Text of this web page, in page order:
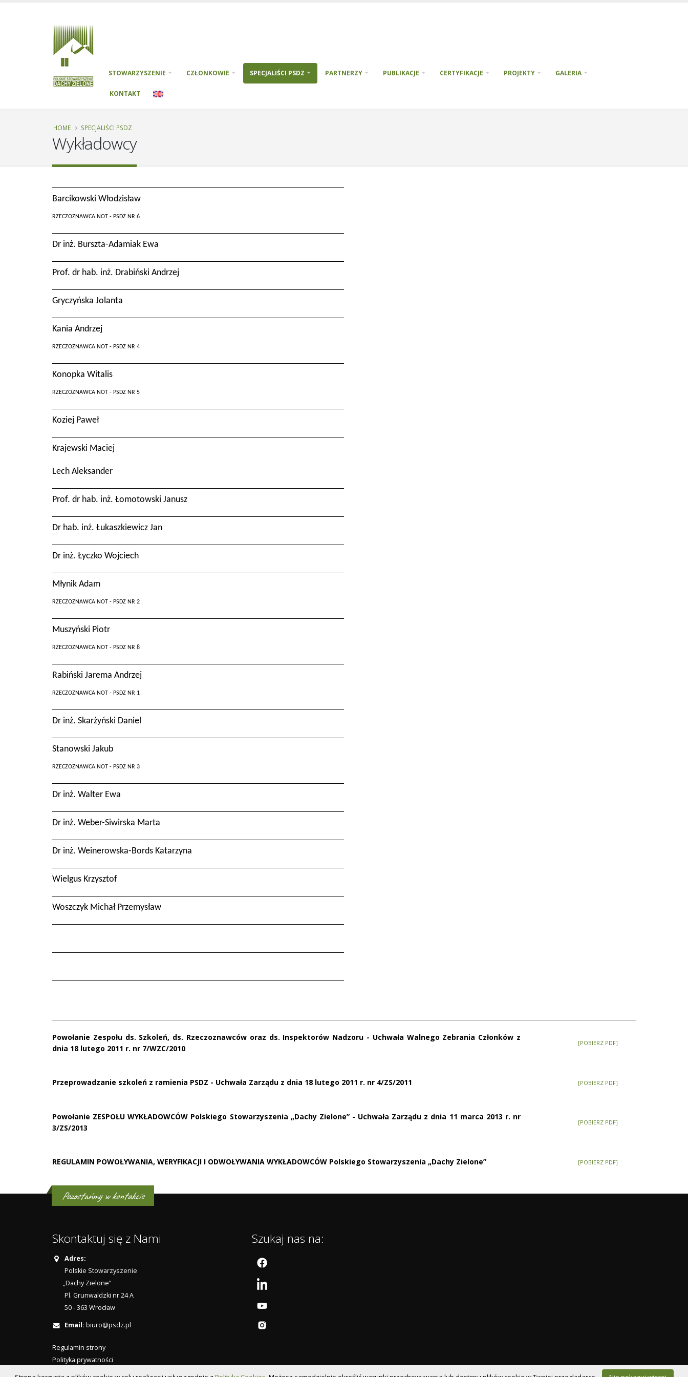
STOWARZYSZENIE CZŁONKOWIE SPECJALIŚCI PSDZ PARTNERZY PUBLIKACJE CERTYFIKACJE PROJEKTY GALERIA
KONTAKT
HOME SPECJALIŚCI PSDZ
Wykładowcy
Barcikowski Włodzisław
RZECZOZNAWCA NOT - PSDZ NR 6
Dr inż. Burszta-Adamiak Ewa
Prof. dr hab. inż. Drabiński Andrzej
Gryczyńska Jolanta
Kania Andrzej
RZECZOZNAWCA NOT - PSDZ NR 4
Konopka Witalis
RZECZOZNAWCA NOT - PSDZ NR 5
Koziej Paweł
Krajewski Maciej
Lech Aleksander
Prof. dr hab. inż. Łomotowski Janusz
Dr hab. inż. Łukaszkiewicz Jan
Dr inż. Łyczko Wojciech
Młynik Adam
RZECZOZNAWCA NOT - PSDZ NR 2
Muszyński Piotr
RZECZOZNAWCA NOT - PSDZ NR 8
Rabiński Jarema Andrzej
RZECZOZNAWCA NOT - PSDZ NR 1
Dr inż. Skarżyński Daniel
Stanowski Jakub
RZECZOZNAWCA NOT - PSDZ NR 3
Dr inż. Walter Ewa
Dr inż. Weber-Siwirska Marta
Dr inż. Weinerowska-Bords Katarzyna
Wielgus Krzysztof
Woszczyk Michał Przemysław
Powołanie Zespołu ds. Szkoleń, ds. Rzeczoznawców oraz ds. Inspektorów Nadzoru - Uchwała Walnego Zebrania Członków z
dnia 18 lutego 2011 r. nr 7/WZC/2010
[POBIERZ PDF]
Przeprowadzanie szkoleń z ramienia PSDZ - Uchwała Zarządu z dnia 18 lutego 2011 r. nr 4/ZS/2011 [POBIERZ PDF]
Powołanie ZESPOŁU WYKŁADOWCÓW Polskiego Stowarzyszenia „Dachy Zielone” - Uchwała Zarządu z dnia 11 marca 2013 r. nr
3/ZS/2013
[POBIERZ PDF]
REGULAMIN POWOŁYWANIA, WERYFIKACJI I ODWOŁYWANIA WYKŁADOWCÓW Polskiego Stowarzyszenia „Dachy Zielone” [POBIERZ PDF]
Pozostańmy w kontakcie
Skontaktuj się z Nami
Adres:
Polskie Stowarzyszenie
„Dachy Zielone”
Pl. Grunwaldzki nr 24 A
50 - 363 Wrocław
Email: biuro@psdz.pl
Regulamin strony
Polityka prywatności
Szukaj nas na: